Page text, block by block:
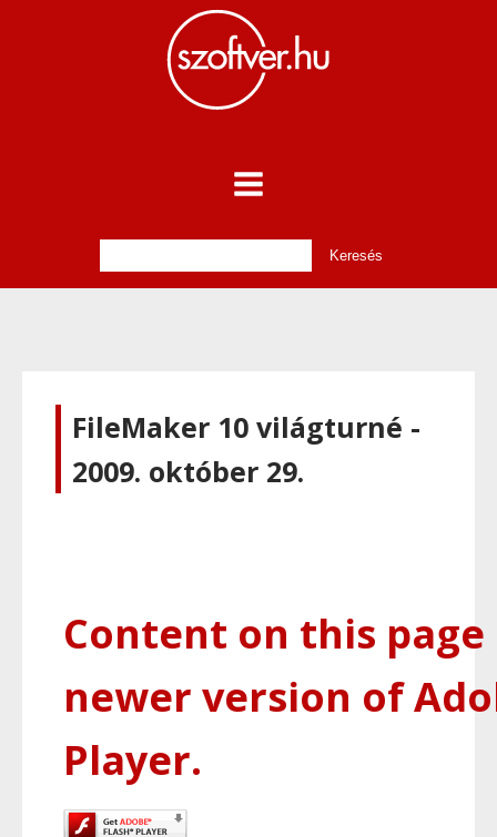
FileMaker 10 világturné -
2009. október 29.
Content on this
newer version of
Player.